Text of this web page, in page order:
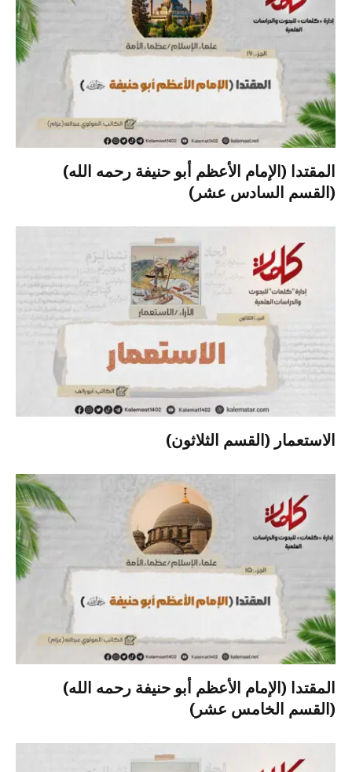
المقتدا (الإمام الأعظم أبو حنيفة رحمه الله)
(القسم السادس عشر)
الاستعمار (القسم الثلاثون)
المقتدا (الإمام الأعظم أبو حنيفة رحمه الله)
(القسم الخامس عشر)